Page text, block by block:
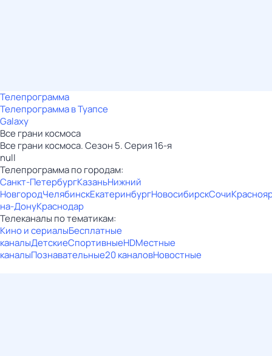
Телепрограмма
Телепрограмма в Туапсе
Galaxy
Все грани космоса
Все грани космоса. Сезон 5. Серия 16-я
null
Телепрограмма по городам:
Санкт-ПетербургКазаньНижний
НовгородЧелябинскЕкатеринбургНовосибирскСочи
на-ДонуКраснодар
Телеканалы по тематикам:
Кино и сериалыБесплатные
каналыДетскиеСпортивныеHDМестные
каналыПознавательные20 каналовНовостные